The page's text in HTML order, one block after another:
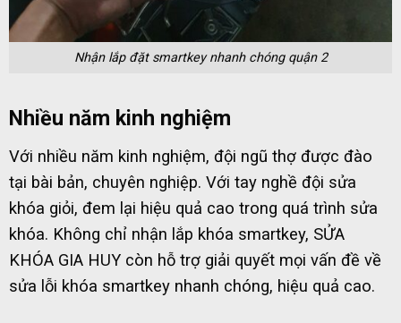
Nhận lắp đặt smartkey nhanh chóng quận 2
Nhiều năm kinh nghiệm
Với nhiều năm kinh nghiệm, đội ngũ thợ được đào
tại bài bản, chuyên nghiệp. Với tay nghề đội sửa
khóa giỏi, đem lại hiệu quả cao trong quá trình sửa
khóa. Không chỉ nhận lắp khóa smartkey, SỬA
KHÓA GIA HUY còn hỗ trợ giải quyết mọi vấn đề về
sửa lỗi khóa smartkey nhanh chóng, hiệu quả cao.